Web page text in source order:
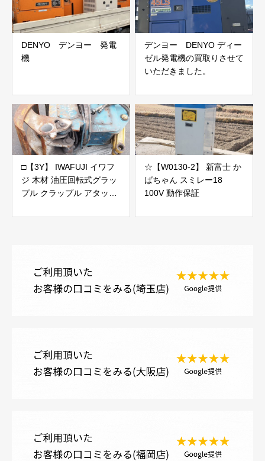
DENYO デンヨー 発電
機
デンヨー DENYO ディー
ゼル発電機の買取りさせて
いただきました。
□【3Y】 IWAFUJI イワフ
ジ 木材 油圧回転式グラッ
プル クラップル アタッチ
品 ピン径60mm アーム幅
☆【W0130-2】 新富士 か
ばちゃん スミレー18
100V 動作保証